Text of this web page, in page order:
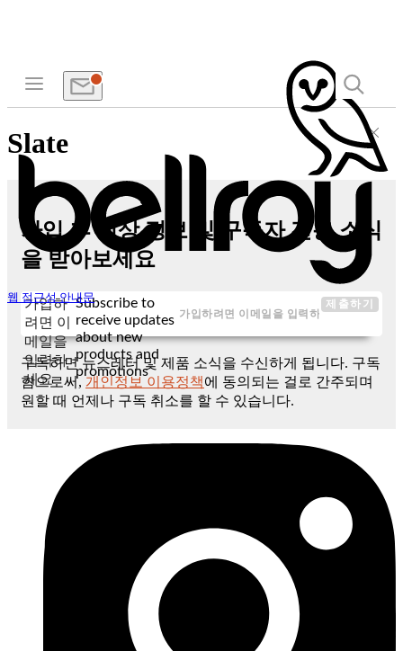
웹 접근성 안내문
Slate
가입 후 신상 정보 및 구독자 전용 소식
을 받아보세요
가입하
려면 이
메일을
입력하
세요
Subscribe to
receive updates
about new
products and
promotions
제출하기
구독하면 뉴스레터 및 제품 소식을 수신하게 됩니다. 구독
함으로써, 개인정보 이용정책에 동의되는 걸로 간주되며
원할 때 언제나 구독 취소를 할 수 있습니다.